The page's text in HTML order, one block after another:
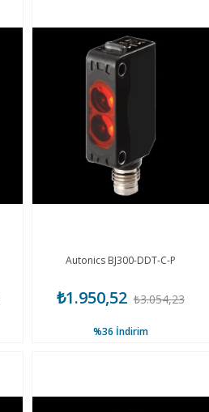
Autonics BJ300-DDT-C-P
₺1.950,52 ₺3.054,23
%36 İndirim